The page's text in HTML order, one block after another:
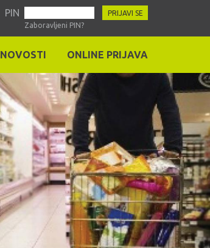
PIN
Zaboravljeni PIN?
PRIJAVI SE
NOVOSTI ONLINE PRIJAVA